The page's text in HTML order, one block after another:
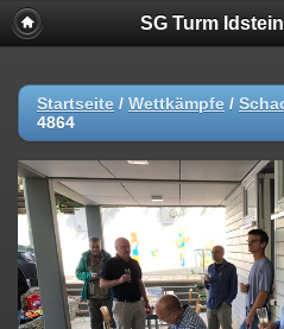
SG Turm
Startseite / Wettkämpfe /
4864